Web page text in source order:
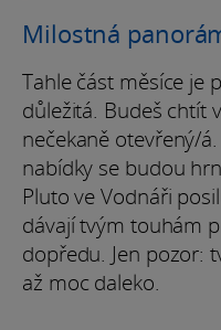
Milostná
Tahle část měsíce je
důležitá. Budeš chtít
nečekaně otevřený/
nabídky se budou
Pluto ve Vodnáři
dávají tvým touhám
dopředu. Jen pozor:
až moc daleko.